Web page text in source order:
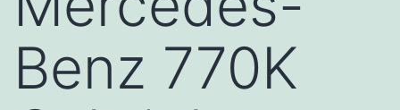
Benz 770K